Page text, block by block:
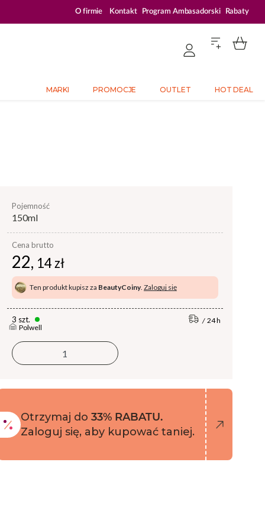
ZALOGUJ SIĘ I KUPUJ TANIEJ – AŻ 33% ZNIŻKI
O firmie Kontakt Program Ambasadorski Rabaty
MARKI PROMOCJE OUTLET HOT DEAL
pojemność
150ml
Cena brutto
22, 14 zł
Ten produkt kupisz za BeautyCoiny. Zaloguj się
3 szt.
Polwell
24 h
Otrzymaj do 33% RABATU.
Zaloguj się, aby kupować taniej.